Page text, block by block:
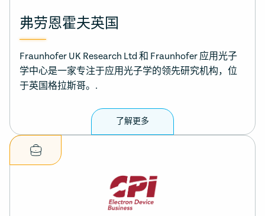
弗劳恩霍夫英国
Fraunhofer UK Research Ltd 和 Fraunhofer 应用光子
学中心是一家专注于应用光子学的领先研究机构，位
于英国格拉斯哥。.
了解更多